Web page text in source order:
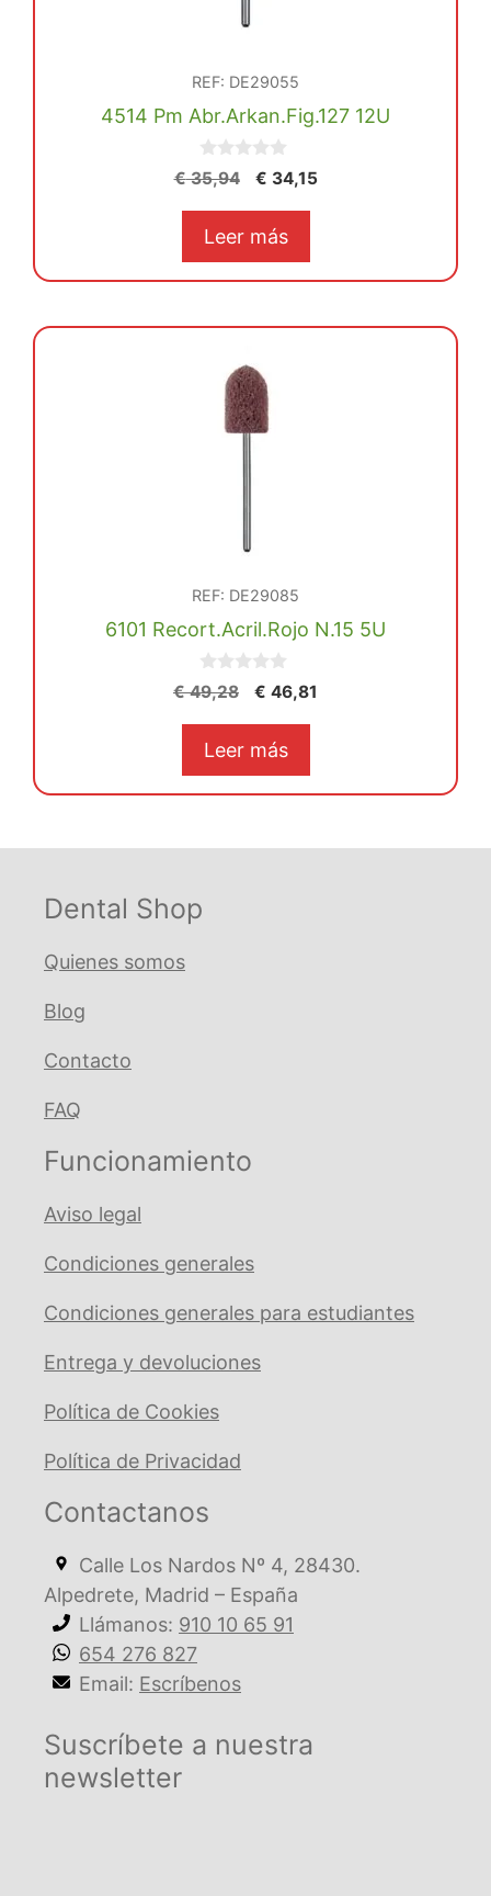
REF: DE29055
4514 Pm Abr.Arkan.Fig.127 12U
0
d
€35,94
El
original
€ 35,94.
€ 34,15El
€ 34,15.
Leer más
REF: DE29085
6101 Recort.Acril.Rojo N.15 5U
0
d
€49,28
El
original
€ 49,28.
€ 46,81
€ 46,81.
Leer más
Dental Shop
Quienes somos
Blog
Contacto
FAQ
Funcionamiento
Aviso legal
Condiciones generales
Condiciones generales para estudiantes
Entrega y devoluciones
Política de Cookies
Política de Privacidad
Contactanos
Calle Los Nardos Nº 4, 28430.
Alpedrete, Madrid – España
Llámanos: 910 10 65 91
654 276 827
Email: Escríbenos
Suscríbete a nuestra
newsletter